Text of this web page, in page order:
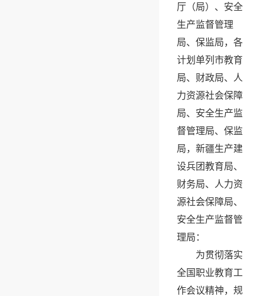
厅（局）、安全
生产监督管理
局、保监局，各
计划单列市教育
局、财政局、人
力资源社会保障
局、安全生产监
督管理局、保监
局，新疆生产建
设兵团教育局、
财务局、人力资
源社会保障局、
安全生产监督管
理局：
为贯彻落实
全国职业教育工
作会议精神，规